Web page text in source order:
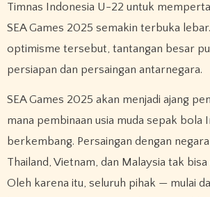
Timnas Indonesia U-22 untuk
SEA Games 2025 semakin terbuka
optimisme tersebut, tantangan besar
persiapan dan persaingan antarnegara.
SEA Games 2025 akan menjadi ajang
mana pembinaan usia muda sepak bola
berkembang. Persaingan dengan
Thailand, Vietnam, dan Malaysia tak
Oleh karena itu, seluruh pihak — mulai